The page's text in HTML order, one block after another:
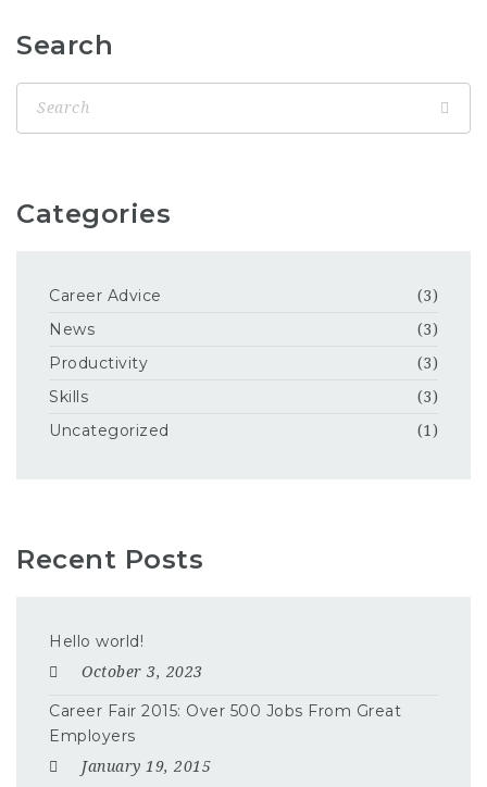
Search
Categories
Career Advice (3)
News (3)
Productivity (3)
Skills (3)
Uncategorized (1)
Recent Posts
Hello world!
October 3, 2023
Career Fair 2015: Over 500 Jobs From Great
Employers
January 19, 2015